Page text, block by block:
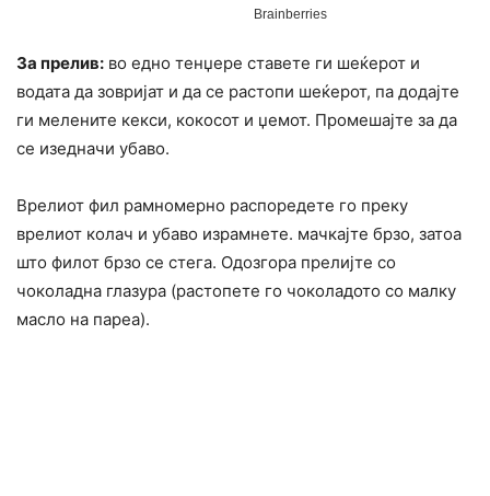
За прелив: во едно тенџере ставете ги шеќерот и
водата да зовријат и да се растопи шеќерот, па додајте
ги мелените кекси, кокосот и џемот. Промешајте за да
се изедначи убаво.
Врелиот фил рамномерно распоредете го преку
врелиот колач и убаво израмнете. мачкајте брзо, затоа
што филот брзо се стега. Одозгора прелијте со
чоколадна глазура (растопете го чоколадото со малку
масло на пареа).